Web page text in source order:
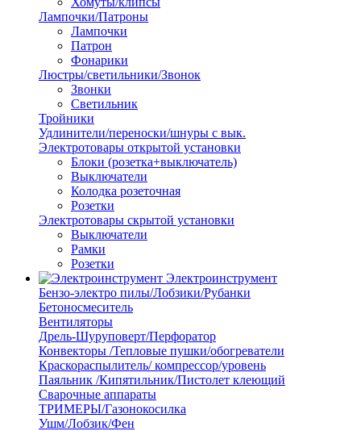
Лампочки/Патроны
Лампочки
Патрон
Фонарики
Люстры/светильники/Звонок
Звонки
Светильник
Тройники
Удлинители/переноски/шнуры с вык.
Электротовары открытой установки
Блоки (розетка+выключатель)
Выключатели
Колодка розеточная
Розетки
Электротовары скрытой установки
Выключатели
Рамки
Розетки
Электроинструмент
Бензо-электро пилы/Лобзики/Рубанки
Бетоносмеситель
Вентиляторы
Дрель-Шуруповерт/Перфоратор
Конвекторы /Тепловые пушки/обогреватели
Краскораспылитель/ компрессор/уровень
Паяльник /Кипятильник/Пистолет клеющий
Сварочные аппараты
ТРИМЕРЫ/Газонокосилка
Ушм/Лобзик/Фен